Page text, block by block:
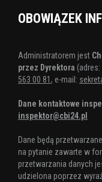
OBOWIĄZEK
Administratorem jest
przez Dyrektora (adres:
563 00 81 , e-mail:
Dane kontaktowe
inspektor@cbi24.pl
Dane będą
na pytanie zawarte w
przetwarzania danych
udzielona poprzez